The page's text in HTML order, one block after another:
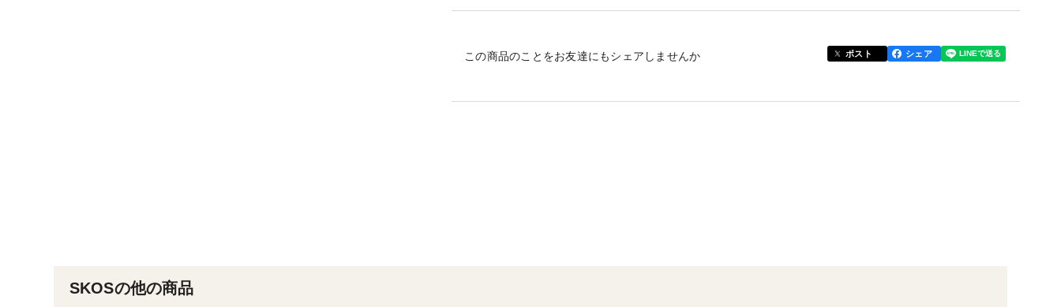
「ヤマト運輸」を使用します。
冷凍便についても段ボールで発送しています。ヤマトさんが冷凍（-15度以下）で配達してくれるため段
り、その有機麹で有機甘麹を作り、その有機甘麹と有機ご飯と、自然栽培の麦の有機ふすまから
品質保持剤等は入っていないので、老化防止のため焼き立てを冷凍してのお届けになります。
この商品のことをお友達にもシェアしませんか ポスト シェア
SKOSの他の商品